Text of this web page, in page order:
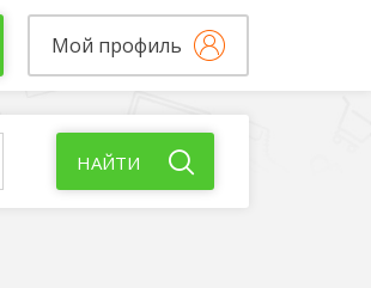
Мой профиль
НАЙТИ